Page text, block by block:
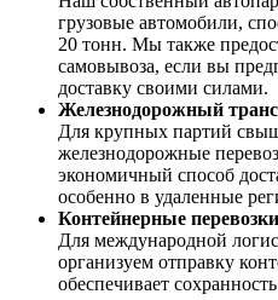
грузовые автомобили,
20 тонн. Мы также
самовывоза, если вы
доставку своими силами.
Железнодорожный
Для крупных партий
железнодорожные
экономичный способ
особенно в удаленные
Контейнерные перевозки
Для международной
организуем отправку
обеспечивает